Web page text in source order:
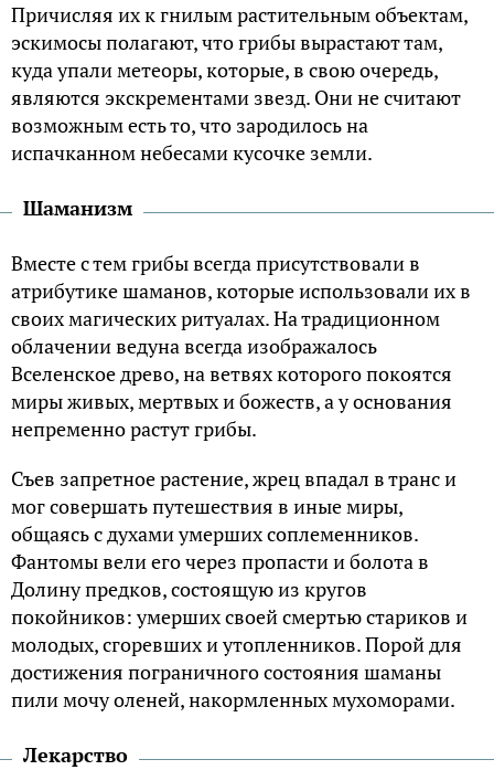
Причисляя их к гнилым растительным объектам,
эскимосы полагают, что грибы вырастают там,
куда упали метеоры, которые, в свою очередь,
являются экскрементами звезд. Они не считают
возможным есть то, что зародилось на
испачканном небесами кусочке земли.
Шаманизм
Вместе с тем грибы всегда присутствовали в
атрибутике шаманов, которые использовали их в
своих магических ритуалах. На традиционном
облачении ведуна всегда изображалось
Вселенское древо, на ветвях которого покоятся
миры живых, мертвых и божеств, а у основания
непременно растут грибы.
Съев запретное растение, жрец впадал в транс и
мог совершать путешествия в иные миры,
общаясь с духами умерших соплеменников.
Фантомы вели его через пропасти и болота в
Долину предков, состоящую из кругов
покойников: умерших своей смертью стариков и
молодых, сгоревших и утопленников. Порой для
достижения пограничного состояния шаманы
пили мочу оленей, накормленных мухоморами.
Лекарство